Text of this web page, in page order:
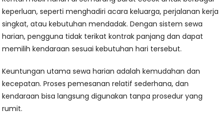
keperluan, seperti menghadiri acara keluarga, perjalanan kerja
singkat, atau kebutuhan mendadak. Dengan sistem sewa
harian, pengguna tidak terikat kontrak panjang dan dapat
memilih kendaraan sesuai kebutuhan hari tersebut.
Keuntungan utama sewa harian adalah kemudahan dan
kecepatan. Proses pemesanan relatif sederhana, dan
kendaraan bisa langsung digunakan tanpa prosedur yang
rumit.